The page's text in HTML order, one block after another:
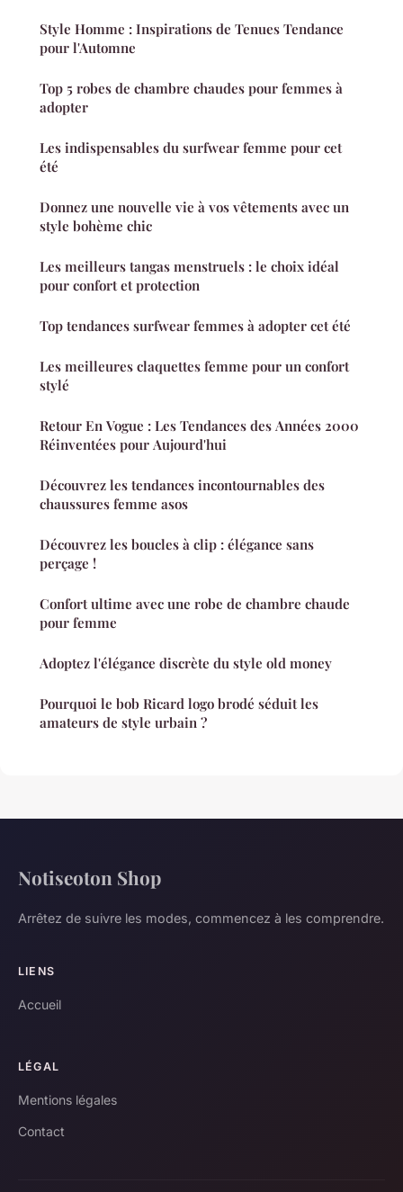
Style Homme : Inspirations de Tenues Tendance
pour l'Automne
Top 5 robes de chambre chaudes pour femmes à
adopter
Les indispensables du surfwear femme pour cet
été
Donnez une nouvelle vie à vos vêtements avec un
style bohème chic
Les meilleurs tangas menstruels : le choix idéal
pour confort et protection
Top tendances surfwear femmes à adopter cet été
Les meilleures claquettes femme pour un confort
stylé
Retour En Vogue : Les Tendances des Années 2000
Réinventées pour Aujourd'hui
Découvrez les tendances incontournables des
chaussures femme asos
Découvrez les boucles à clip : élégance sans
perçage !
Confort ultime avec une robe de chambre chaude
pour femme
Adoptez l'élégance discrète du style old money
Pourquoi le bob Ricard logo brodé séduit les
amateurs de style urbain ?
Notiseoton Shop
Arrêtez de suivre les modes, commencez à les comprendre.
LIENS
Accueil
LÉGAL
Mentions légales
Contact